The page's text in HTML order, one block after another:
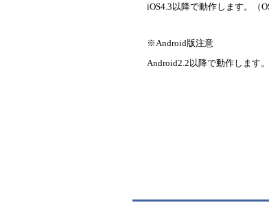
iOS4.3 以降で動作します。（
※Android版注意
Android2.2 以降で動作します